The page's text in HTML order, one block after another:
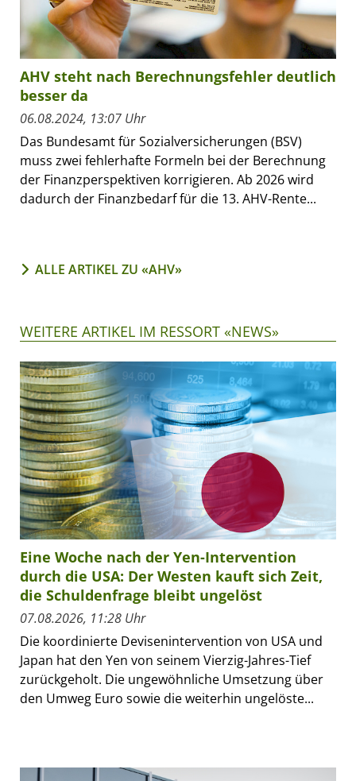
AHV steht nach Berechnungsfehler deutlich
besser da
06.08.2024, 13:07 Uhr
Das Bundesamt für Sozialversicherungen (BSV)
muss zwei fehlerhafte Formeln bei der Berechnung
der Finanzperspektiven korrigieren. Ab 2026 wird
dadurch der Finanzbedarf für die 13. AHV-Rente...
ALLE ARTIKEL ZU «AHV»
WEITERE ARTIKEL IM RESSORT «NEWS»
Eine Woche nach der Yen-Intervention
durch die USA: Der Westen kauft sich Zeit,
die Schuldenfrage bleibt ungelöst
07.08.2026, 11:28 Uhr
Die koordinierte Devisenintervention von USA und
Japan hat den Yen von seinem Vierzig-Jahres-Tief
zurückgeholt. Die ungewöhnliche Umsetzung über
den Umweg Euro sowie die weiterhin ungelöste...